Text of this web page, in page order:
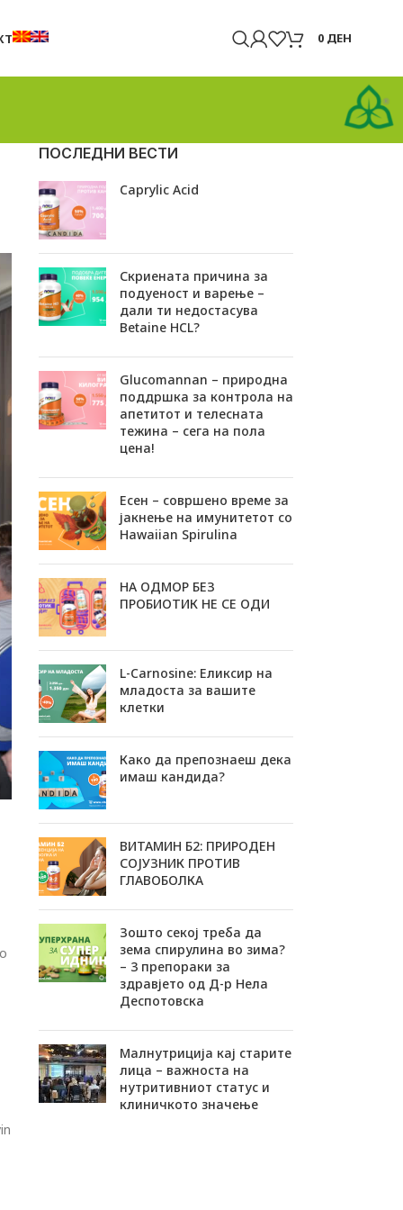
0 ДЕН
ПОСЛЕДНИ ВЕСТИ
Caprylic Acid
Скриената причина за
подуеност и варење –
дали ти недостасува
Betaine HCL?
Glucomannan – природна
поддршка за контрола на
апетитот и телесната
тежина – сега на пола
цена!
Есен – совршено време за
јакнење на имунитетот со
Hawaiian Spirulina
НА ОДМОР БЕЗ
ПРОБИОТИК НЕ СЕ ОДИ
L-Carnosine: Еликсир на
младоста за вашите
клетки
Како да препознаеш дека
имаш кандида?
ВИТАМИН Б2: ПРИРОДЕН
СОЈУЗНИК ПРОТИВ
ГЛАВОБОЛКА
Зошто секој треба да
зема спирулина во зима?
– 3 препораки за
здравјето од Д-р Нела
Деспотовска
Малнутриција кај старите
лица – важноста на
нутритивниот статус и
клиничкото значење